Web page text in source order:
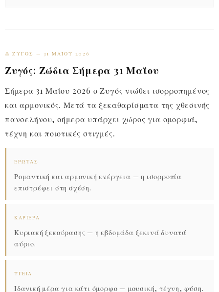
♎ ΖΥΓΌΣ — 31 ΜΑΪ́ΟΥ 2026
Ζυγός: Ζώδια Σήμερα 31 Μαΐου
Σήμερα 31 Μαΐου 2026 ο Ζυγός νιώθει ισορροπημένος
και αρμονικός. Μετά τα ξεκαθαρίσματα της χθεσινής
πανσελήνου, σήμερα υπάρχει χώρος για ομορφιά,
τέχνη και ποιοτικές στιγμές.
ΈΡΩΤΑΣ
Ρομαντική και αρμονική ενέργεια — η ισορροπία
επιστρέφει στη σχέση.
ΚΑΡΙΈΡΑ
Κυριακή ξεκούρασης — η εβδομάδα ξεκινά δυνατά
αύριο.
ΥΓΕΊΑ
Ιδανική μέρα για κάτι όμορφο — μουσική, τέχνη, φύση.